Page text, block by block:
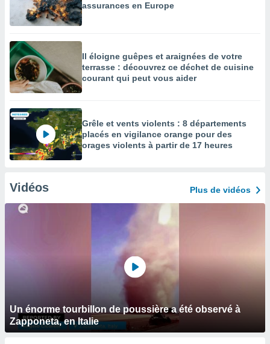
assurances en Europe
Il éloigne guêpes et araignées de votre
terrasse : découvrez ce déchet de cuisine
courant qui peut vous aider
Grêle et vents violents : 8 départements
placés en vigilance orange pour des
orages violents à partir de 17 heures
Vidéos Plus de vidéos
Un énorme tourbillon de poussière a été observé à
Zapponeta, en Italie